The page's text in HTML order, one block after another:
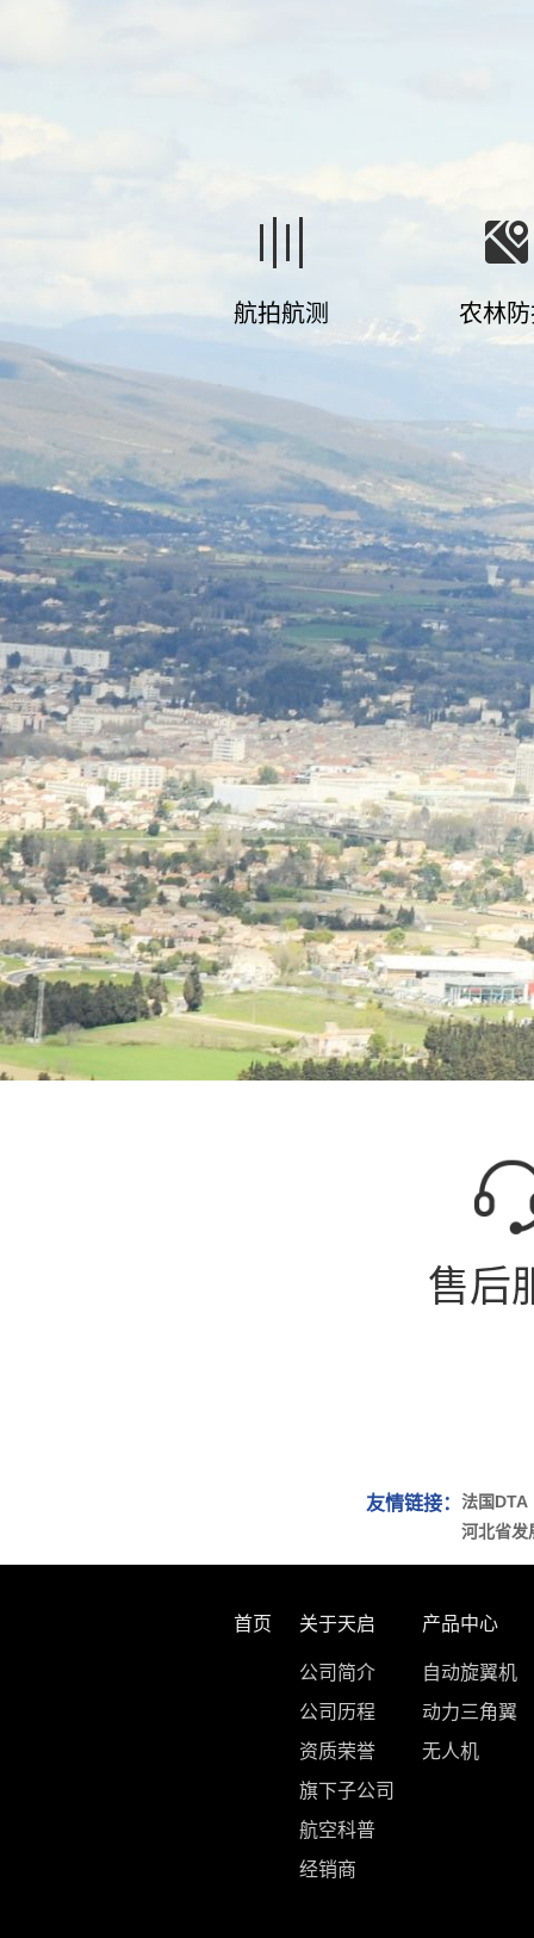
航拍航测 农林
售后
友情链接： 法国DTA
河北省发
首页 关于天启
公司简介
公司历程
资质荣誉
旗下子公司
航空科普
经销商
产品中心
自动旋翼机
动力三角翼
无人机